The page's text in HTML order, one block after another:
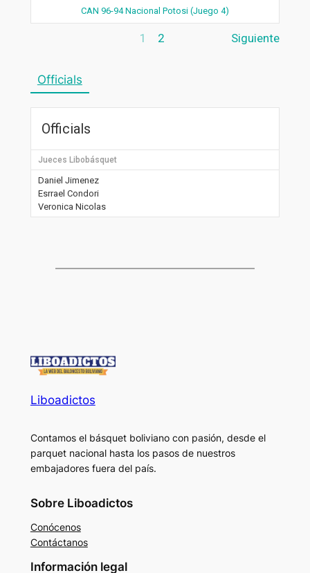
CAN 96-94 Nacional Potosi (Juego 4)
1 2 Siguiente
Officials
Officials
Jueces Libobásquet
Daniel Jimenez
Esrrael Condori
Veronica Nicolas
Liboadictos
Contamos el básquet boliviano con pasión, desde el
parquet nacional hasta los pasos de nuestros
embajadores fuera del país.
Sobre Liboadictos
Conócenos
Contáctanos
Información legal